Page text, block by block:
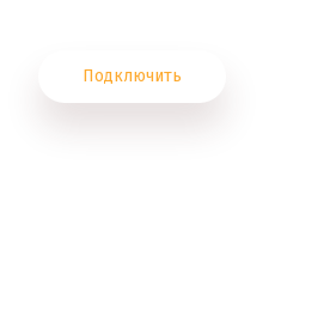
Подключить